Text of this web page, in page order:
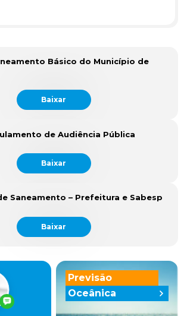
Básico do Município de
Baixar
de Audiência Pública
Baixar
Saneamento – Prefeitura e Sabesp
Baixar
Previsão
Oceânica